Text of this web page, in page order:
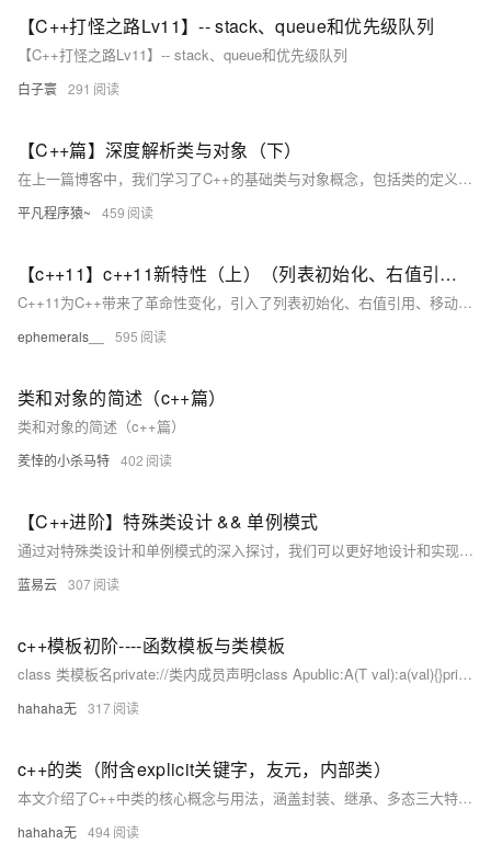
【C++打怪之路Lv11】-- stack、queue和优先级队列
【C++打怪之路Lv11】-- stack、queue和优先级队列
白子寰 291
【C++篇】深度解析类与对象（下）
在上一篇博客中，我们学习了C++的基础类与对象概念，包括类的定义、对象的使用和构造函数的作用。在这一篇，我们将深入探讨C++类的一些重要特性，如构造函数的高级用法、类型转换、static成员、友元、内部类、匿名对象，以及对象拷贝优化等。这些内容可以帮助你更好地理解和应用面向对象编程的核心理念，提升代码的健壮性、灵活性和可维护性。
平凡程序猿~ 459
【c++11】c++11新特性（上）（列表初始化、右值引用和移动语义、类的新默认成员函数、lambda表达式）
C++11为C++带来了革命性变化，引入了列表初始化、右值引用、移动语义、类的新默认成员函数和lambda表达式等特性。列表初始化统一了对象初始化方式，initializer_list简化了容器多元素初始化；右值引用和移动语义优化了资源管理，减少拷贝开销；类新增移动构造和移动赋值函数提升性能；lambda表达式提供匿名函数对象，增强代码简洁性和灵活性。这些特性共同推动了现代C++编程的发展，提升了开发效率与程序性能。
ephemerals__ 595
类和对象的简述（c++篇）
类和对象的简述（c++篇）
羑悻的小杀马特 402
【C++进阶】特殊类设计 && 单例模式
通过对特殊类设计和单例模式的深入探讨，我们可以更好地设计和实现复杂的C++程序。特殊类设计提高了代码的安全性和可维护性，而单例模式则确保类的唯一实例性和全局访问性。理解并掌握这些高级设计技巧，对于提升C++编程水平至关重要。
蓝易云 307
c++模板初阶----函数模板与类模板
class 类模板名private://类内成员声明class Apublic:A(T val):a(val){}private:T a;return 0;运行结果：注意：类模板中的成员函数若是放在类外定义时，需要加模板参数列表。return 0;
hahaha无 317
c++的类（附含explicit关键字，友元，内部类）
本文介绍了C++中类的核心概念与用法，涵盖封装、继承、多态三大特性。重点讲解了类的定义（`class`与`struct`）、访问限定符（`private`、`public`、`protected`）、类的作用域及成员函数的声明与定义分离。同时深入探讨了类的大小计算、`this`指针、默认成员函数（构造函数、析构函数、拷贝构造、赋值重载）以及运算符重载等内容。 文章还详细分析了`explicit`关键字的作用、静态成员（变量与函数）、友元（友元函数与友元类）的概念及其使用场景，并简要介绍了内部类的特性。
hahaha无 494